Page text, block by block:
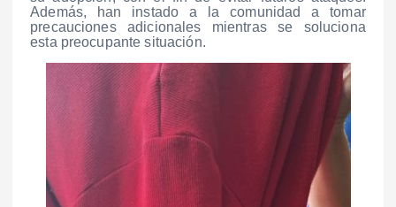
Además, han instado a la comunidad a tomar
precauciones adicionales mientras se soluciona
esta preocupante situación.